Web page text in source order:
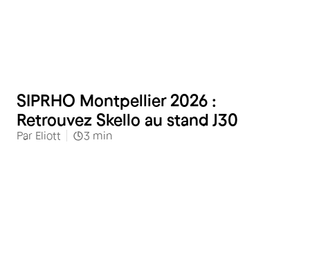
SIPRHO Montpellier 2026 :
Retrouvez Skello au stand J30
Par Eliott 3 min